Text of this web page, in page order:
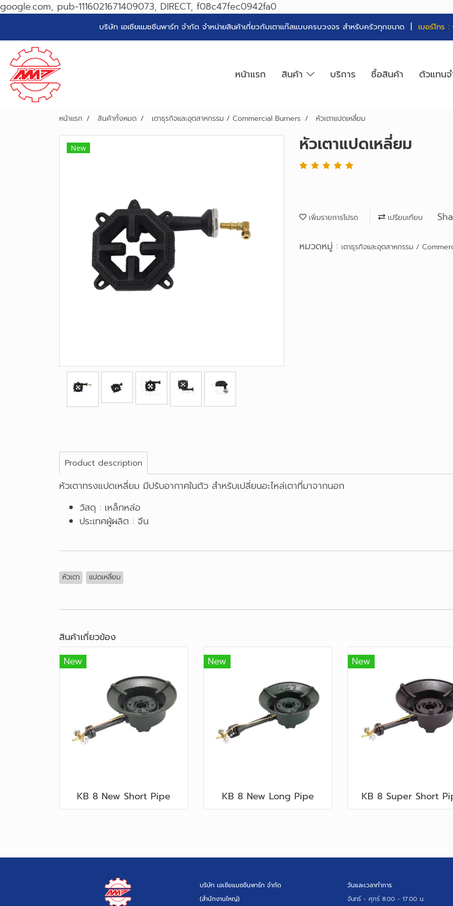
google.com, pub-1116021671409073, DIRECT, f08c47fec0942fa0
บริษัท เอเซียแมชชีนพาร์ท จำกัด จำหน่ายสินค้าเกี่ยวกับเตาแก๊สแบบครบวงจร สำหรับครัวทุกขนาด | เบอร์โทร :
หน้าแรก สินค้า บริการ ซื้อสินค้า ตัวแทน
หน้าแรก สินค้าทั้งหมด เตาธุรกิจและอุตสาหกรรม / Commercial Burners หัวเตาแปดเหลี่ยม
New หัวเตาแปดเหลี่ยม
เพิ่มรายการโปรด เปรียบเทียบ
หมวดหมู่ : เตาธุรกิจและอุตสาหกรรม /
Product description
หัวเตาทรงแปดเหลี่ยม มีปรับอากาศในตัว สำหรับเปลี่ยนอะไหล่เตาที่มาจากนอก
วัสดุ : เหล็กหล่อ
ประเทศผู้ผลิต : จีน
หัวเตา แปดเหลี่ยม
สินค้าเกี่ยวข้อง
New
KB 8 New Short Pipe
New
KB 8 New Long Pipe
New
KB 8 Super Short
บริษัท เอเซียแมชชีนพาร์ท จำกัด
(สำนักงานใหญ่)
วันและเวลาทำการ
จันทร์ - ศุกร์ 8.00 - 17.00 น.